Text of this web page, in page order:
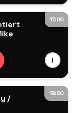
17:00
i
19:00
/